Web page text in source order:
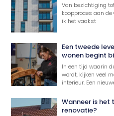
Van bezichtiging
koopproces aan
ik het vaakst
Een tweede
wonen begint
In een tijd waarin
wordt, kijken veel
interieur. Een
Wanneer is
renovatie?